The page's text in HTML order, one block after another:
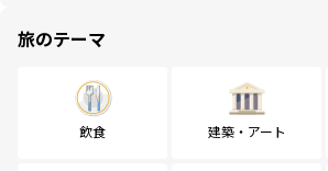
旅のテーマ
飲食 建築・アート